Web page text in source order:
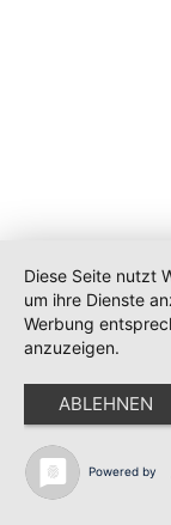
Diese Seite nutzt
um ihre Dienste
Werbung
anzuzeigen.
ABLEHNEN
Powered by